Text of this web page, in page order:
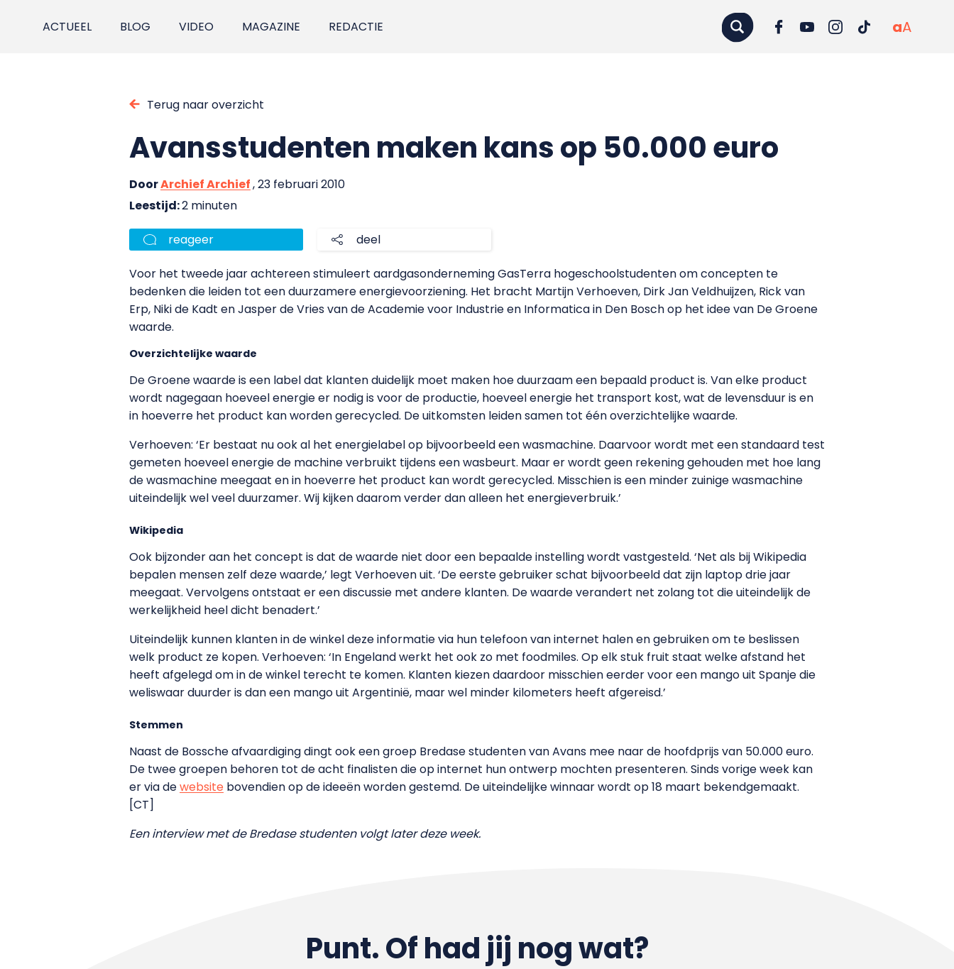
ACTUEEL BLOG VIDEO MAGAZINE REDACTIE aA
Terug naar overzicht
Avansstudenten maken kans op 50.000 euro
DoorArchief Archief, 23 februari 2010
Leestijd:2 minuten
reageer deel
Voor het tweede jaar achtereen stimuleert aardgasonderneming GasTerra hogeschoolstudenten om concepten te
bedenken die leiden tot een duurzamere energievoorziening. Het bracht Martijn Verhoeven, Dirk Jan Veldhuijzen, Rick van
Erp, Niki de Kadt en Jasper de Vries van de Academie voor Industrie en Informatica in Den Bosch op het idee van De Groene
waarde.
Overzichtelijke waarde
De Groene waarde is een label dat klanten duidelijk moet maken hoe duurzaam een bepaald product is. Van elke product
wordt nagegaan hoeveel energie er nodig is voor de productie, hoeveel energie het transport kost, wat de levensduur is en
in hoeverre het product kan worden gerecycled. De uitkomsten leiden samen tot één overzichtelijke waarde.
Verhoeven: ‘Er bestaat nu ook al het energielabel op bijvoorbeeld een wasmachine. Daarvoor wordt met een standaard test
gemeten hoeveel energie de machine verbruikt tijdens een wasbeurt. Maar er wordt geen rekening gehouden met hoe lang
de wasmachine meegaat en in hoeverre het product kan wordt gerecycled. Misschien is een minder zuinige wasmachine
uiteindelijk wel veel duurzamer. Wij kijken daarom verder dan alleen het energieverbruik.’
Wikipedia
Ook bijzonder aan het concept is dat de waarde niet door een bepaalde instelling wordt vastgesteld. ‘Net als bij Wikipedia
bepalen mensen zelf deze waarde,’ legt Verhoeven uit. ‘De eerste gebruiker schat bijvoorbeeld dat zijn laptop drie jaar
meegaat. Vervolgens ontstaat er een discussie met andere klanten. De waarde verandert net zolang tot die uiteindelijk de
werkelijkheid heel dicht benadert.’
Uiteindelijk kunnen klanten in de winkel deze informatie via hun telefoon van internet halen en gebruiken om te beslissen
welk product ze kopen. Verhoeven: ‘In Engeland werkt het ook zo met foodmiles. Op elk stuk fruit staat welke afstand het
heeft afgelegd om in de winkel terecht te komen. Klanten kiezen daardoor misschien eerder voor een mango uit Spanje die
weliswaar duurder is dan een mango uit Argentinië, maar wel minder kilometers heeft afgereisd.’
Stemmen
Naast de Bossche afvaardiging dingt ook een groep Bredase studenten van Avans mee naar de hoofdprijs van 50.000 euro.
De twee groepen behoren tot de acht finalisten die op internet hun ontwerp mochten presenteren. Sinds vorige week kan
er via dewebsite bovendien op de ideeën worden gestemd. De uiteindelijke winnaar wordt op 18 maart bekendgemaakt.
[CT]
Een interview met de Bredase studenten volgt later deze week.
Punt. Of had jij nog wat?